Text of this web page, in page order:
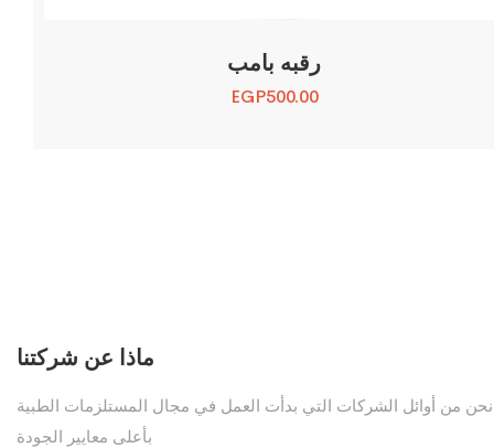
رقبه بامب
EGP500.00
ماذا عن شركتنا
نحن من أوائل الشركات التي بدأت العمل في مجال المستلزمات الطبية
بأعلى معايير الجودة